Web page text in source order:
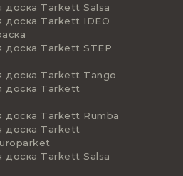
доска Tarkett Salsa
доска Tarkett IDEO
доска Tarkett STEP
доска Tarkett Tango
доска Tarkett
доска Tarkett Rumba
доска Tarkett
доска Tarkett Salsa